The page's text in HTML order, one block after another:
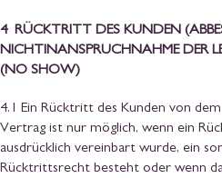
4 RÜCKTRITT DES KUNDEN
NICHTINANSPRUCHNAHME DER
(NO SHOW)
4.1 Ein Rücktritt des Kunden von
Vertrag ist nur möglich, wenn ein
ausdrücklich vereinbart wurde, ein
Rücktrittsrecht besteht oder wenn